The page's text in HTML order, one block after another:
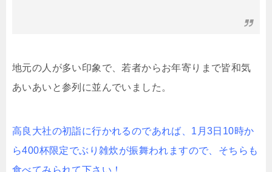
地元の人が多い印象で、若者からお年寄りまで皆和気
あいあいと参列に並んでいました。
高良大社の初詣に行かれるのであれば、1月3日10時か
ら400杯限定でぶり雑炊が振舞われますので、そちらも
食べてみられて下さい！